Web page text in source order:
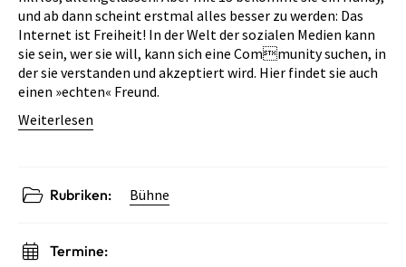
und ab dann scheint erstmal alles besser zu werden: Das
Internet ist Freiheit! In der Welt der sozialen Medien kann
sie sein, wer sie will, kann sich eine Community suchen, in
der sie verstanden und akzeptiert wird. Hier findet sie auch
einen »echten« Freund.
Weiterlesen
Rubriken: Bühne
Termine: